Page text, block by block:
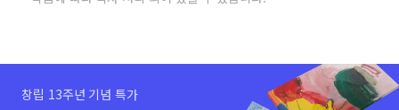
창립 13주년 기념 특가